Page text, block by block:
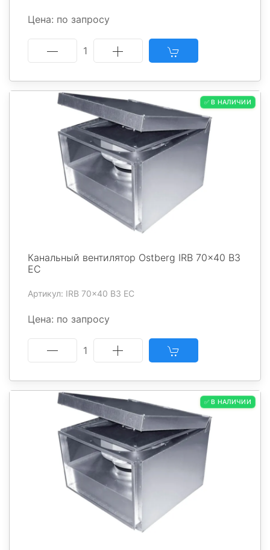
Цена: по запросу
1
✅ В НАЛИЧИИ
Канальный вентилятор Ostberg IRB 70x40 B3
EC
Артикул: IRB 70x40 B3 EC
Цена: по запросу
1
✅ В НАЛИЧИИ